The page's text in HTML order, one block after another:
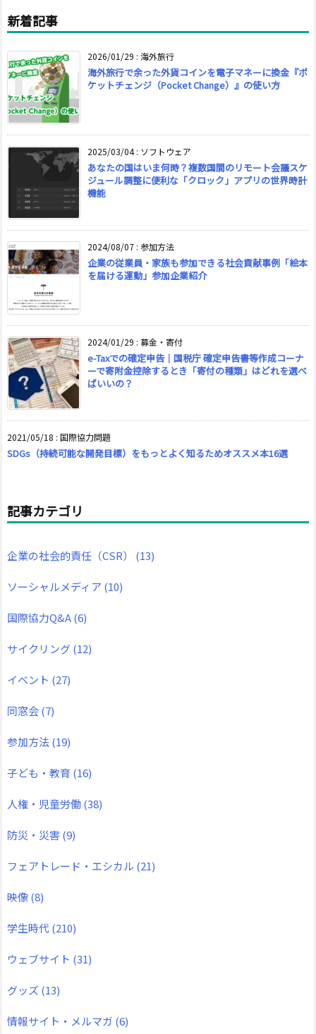
新着記事
2026/01/29 : 海外旅行
海外旅行で余った外貨コインを電子マネーに換金『ポ
ケットチェンジ（Pocket Change）』の使い方
2025/03/04: ソフトウェア
あなたの国はいま何時？複数国間のリモート会議スケ
ジュール調整に便利な「クロック」アプリの世界時計
機能
2024/08/07 : 参加方法
企業の従業員・家族も参加できる社会貢献事例「絵本
を届ける運動」参加企業紹介
2024/01/29 : 募金・寄付
e-Taxでの確定申告｜国税庁 確定申告書等作成コーナ
ーで寄附金控除するとき「寄付の種類」はどれを選べ
ばいいの？
2021/05/18 : 国際協力問題
SDGs（持続可能な開発目標）をもっとよく知るためオススメ本16選
記事カテゴリ
企業の社会的責任（CSR） (13)
ソーシャルメディア (10)
国際協力Q&A(6)
サイクリング(12)
イベント (27)
同窓会(7)
参加方法(19)
子ども・教育 (16)
人権・児童労働(38)
防災・災害(9)
フェアトレード・エシカル (21)
映像(8)
学生時代(210)
ウェブサイト (31)
グッズ (13)
情報サイト・メルマガ (6)